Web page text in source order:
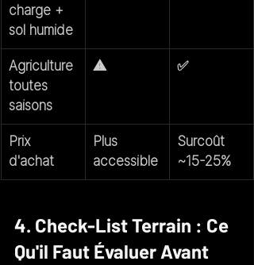
charge +
sol humide
Agriculture
toutes
saisons
⚠️ ✅
Prix
d'achat
Plus
accessible
Surcoût
~15-25%
4. Check-List Terrain : Ce
Qu'il Faut Évaluer Avant